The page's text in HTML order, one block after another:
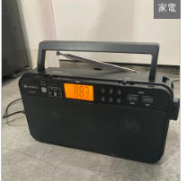
家電